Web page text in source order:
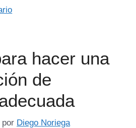
hacer una
de
por Diego Noriega